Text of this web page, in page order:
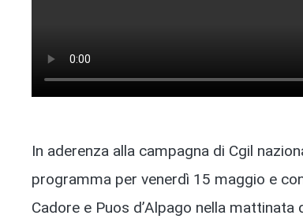
In aderenza alla campagna di Cgil
programma per venerdì 15 maggio e
Cadore e Puos d’Alpago nella